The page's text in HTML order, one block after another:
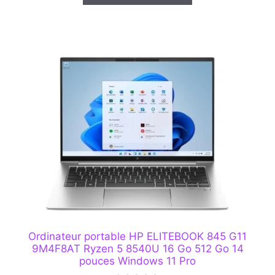
Ordinateur portable HP ELITEBOOK 845 G11
9M4F8AT Ryzen 5 8540U 16 Go 512 Go 14
pouces Windows 11 Pro